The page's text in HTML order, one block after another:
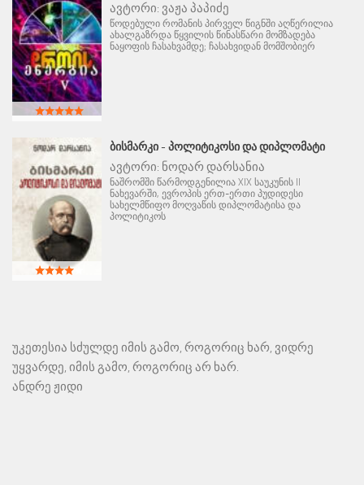
ავტორი: ვაჟა პაპიძე
წოდებული რომანის პირველ წიგნში აღწერილია
ახალგაზრდა წყვილის წინასწარი მომზადება
ნაყოფის ჩასახვამდე; ჩასახვიდან მომშობიერ
ᲑᲘᲡᲛᲐᲠᲙᲘ - ᲞᲝᲚᲘᲢᲘᲙᲝᲡᲘ ᲓᲐ ᲓᲘᲞᲚᲝᲛᲐᲢᲘ
ავტორი: ნოდარ დარსანია
ნაშრომში წარმოდგენილია XIX საუკუნის II
ნახევარში, ევროპის ერთ-ერთი პუდიდესი
სახელმწიფო მოღვაწის დიპლომატისა და
პოლიტიკოს
უკეთესია სძულდე იმის გამო, როგორიც ხარ, ვიდრე
უყვარდე, იმის გამო, როგორიც არ ხარ.
ანდრე ჟიდი